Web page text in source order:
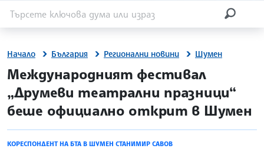
Начало България Регионални новини Шумен
site.bta
Международният фестивал
„Друмеви театрални празници“
беше официално открит в Шумен
КОРЕСПОНДЕНТ НА БТА В ШУМЕН СТАНИМИР САВОВ